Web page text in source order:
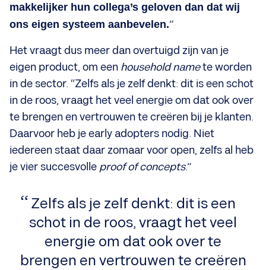
makkelijker hun collega’s geloven dan dat wij
ons eigen systeem aanbevelen.”
Het vraagt dus meer dan overtuigd zijn van je
eigen product, om een household namete worden
in de sector. “Zelfs als je zelf denkt: dit is een schot
in de roos, vraagt het veel energie om dat ook over
te brengen en vertrouwen te creëren bij je klanten.
Daarvoor heb je early adopters nodig. Niet
iedereen staat daar zomaar voor open, zelfs al heb
je vier succesvolle proof of concepts.”
Zelfs als je zelf denkt: dit is een
schot in de roos, vraagt het veel
energie om dat ook over te
brengen en vertrouwen te creëren